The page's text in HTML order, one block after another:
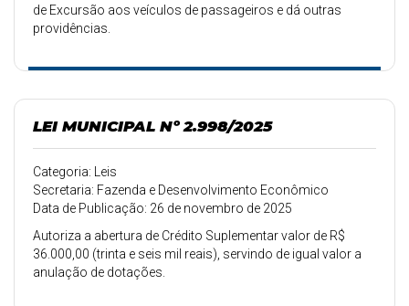
de Excursão aos veículos de passageiros e dá outras
providências.
LEI MUNICIPAL Nº 2.998/2025
Categoria: Leis
Secretaria: Fazenda e Desenvolvimento Econômico
Data de Publicação: 26 de novembro de 2025
Autoriza a abertura de Crédito Suplementar valor de R$
36.000,00 (trinta e seis mil reais), servindo de igual valor a
anulação de dotações.